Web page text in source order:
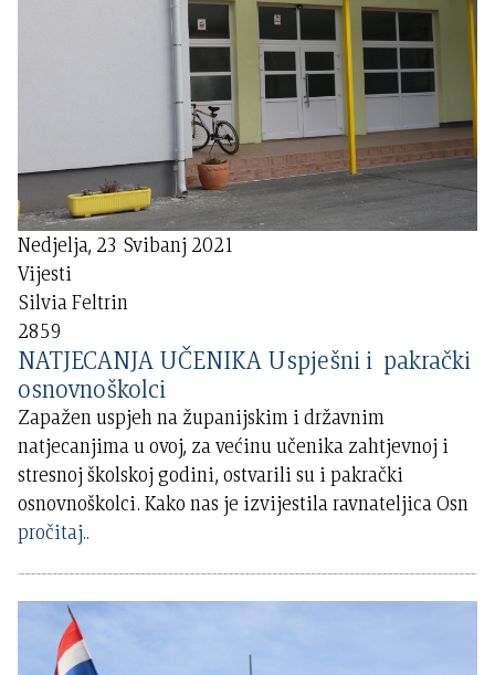
Nedjelja, 23 Svibanj 2021
Vijesti
Silvia Feltrin
2859
NATJECANJA UČENIKA Uspješni i pakrački
osnovnoškolci
Zapažen uspjeh na županijskim i državnim
natjecanjima u ovoj, za većinu učenika zahtjevnoj i
stresnoj školskoj godini, ostvarili su i pakrački
osnovnoškolci. Kako nas je izvijestila ravnateljica Osn
pročitaj..